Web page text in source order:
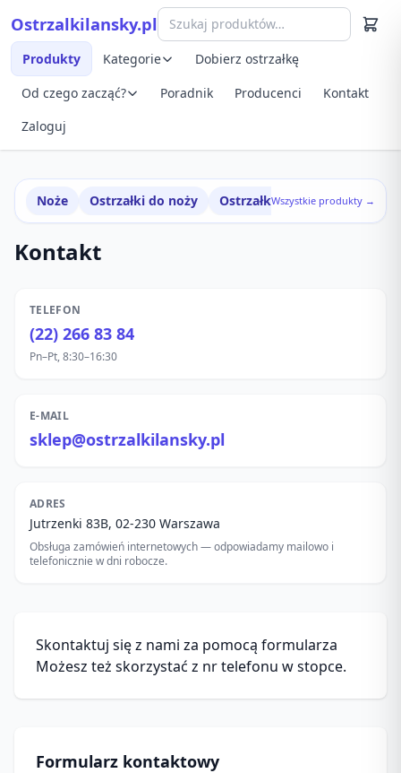
Ostrzalkilansky.pl
Produkty Kategorie
Dobierz ostrzałkę
Od czego zacząć?
Poradnik Producenci
Kontakt
Zaloguj
Noże Ostrzałki do noży Ostrzałki w zestawach
Wszystkie produkty →
Kontakt
TELEFON
(22) 266 83 84
Pn–Pt, 8:30–16:30
E-MAIL
sklep@ostrzalkilansky.pl
ADRES
Jutrzenki 83B, 02-230 Warszawa
Obsługa zamówień internetowych — odpowiadamy mailowo i
telefonicznie w dni robocze.
Skontaktuj się z nami za pomocą formularza
Możesz też skorzystać z nr telefonu w stopce.
Formularz kontaktowy
Szybki podgląd produktu